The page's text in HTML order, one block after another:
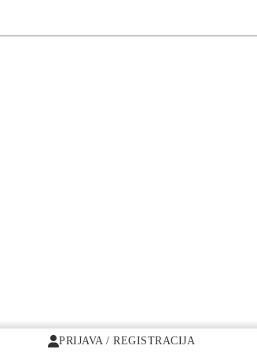
PRIJAVA / REGISTRACIJA
PRIJAVA / REGISTRACIJA